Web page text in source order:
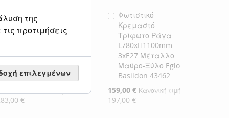
Φωτιστικό
Κρεμαστό Ράγα
Πεντάφωτη
5xE27 Μέταλλο
Μαύρο-Ξύλο Eglo
Layham 43468
€
Προσθήκη
Καλάθι
Φωτιστικό
Κρεμαστό
Τρίφωτο Ράγα
L780xH1100mm
3xE27 Μέταλλο
Μαύρο-Ξύλο Eglo
Basildon 43462
Ειδική
Τιμή
159,00 € Κανονική τιμή
197,00 €
Προσθήκη
στο
Καλάθι
της
προτιμήσεις
επιλεγμένων